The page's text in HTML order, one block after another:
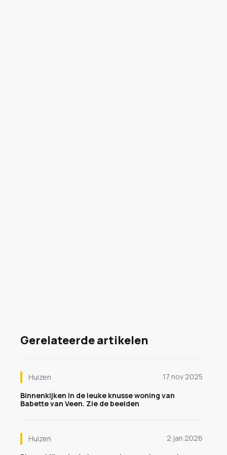
Gerelateerde artikelen
Huizen
17 nov 2025
Binnenkijken in de leuke knusse woning van
Babette van Veen. Zie de beelden
Huizen
2 jan 2026